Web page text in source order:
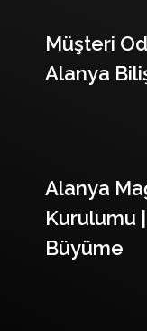
Müşteri
Alanya
Alanya
Kurulumu |
Büyüme